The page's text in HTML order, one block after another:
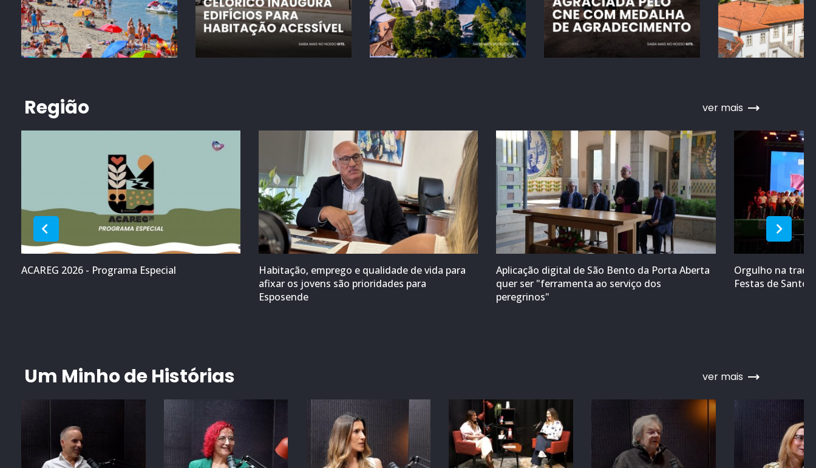
Região ver mais
ACAREG 2026 - Programa Especial
Habitação, emprego e qualidade de vida para
afixar os jovens são prioridades para
Esposende
Aplicação digital de São Bento da Porta Aberta
quer ser "ferramenta ao serviço dos
peregrinos"
Orgulho na
Festas de Santo
Um Minho de Histórias ver mais